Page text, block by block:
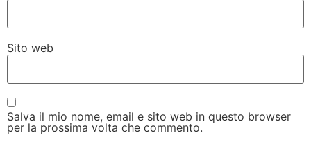
Sito web
Salva il mio nome, email e sito web in questo browser
per la prossima volta che commento.